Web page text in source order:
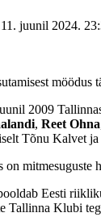
juunil 2024.
möödus
2009
, Reet Ohna
Tõnu Kalvet
on
Eesti
Tallinna Klubi